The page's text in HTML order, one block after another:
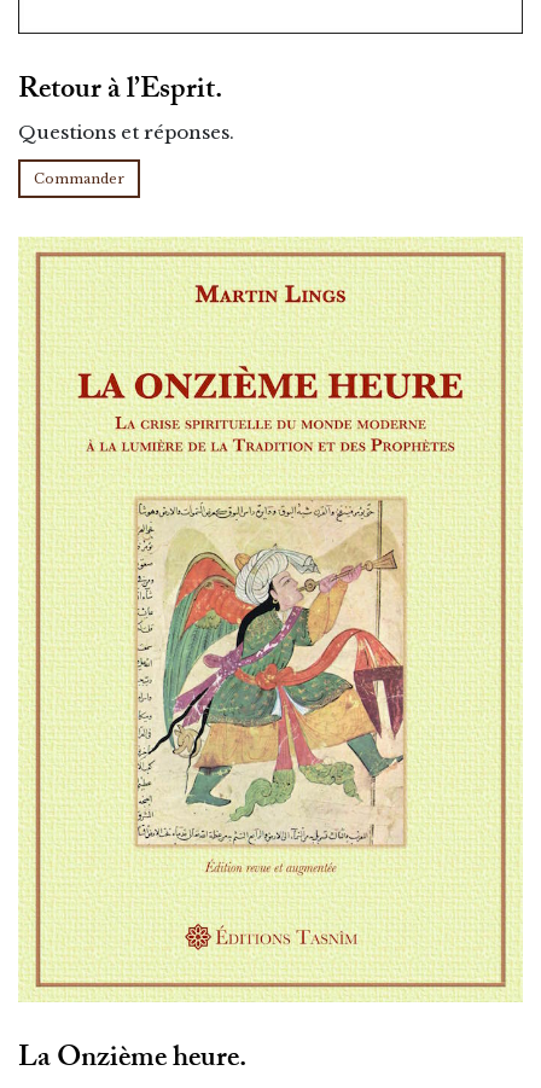
Retour à l’Esprit.
Questions et réponses.
Commander
La Onzième heure.